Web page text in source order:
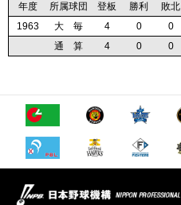
年度 所属球団 登板 勝利 敗北
1963
大 毎 4 0 0
通 算
4 0 0
年度 所属球団 登板 勝利 敗北
1963
大 毎 4 0 0
通 算
4 0 0
年度 所属球団 登板 勝利 敗北
1963
大 毎 4 0 0
通 算
4 0 0
年度 所属球団 登板 勝利 敗北
1963
大 毎 4 0 0
通 算
4 0 0